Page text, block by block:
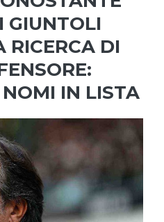
GIUNTOLI
RICERCA DI
IN LISTA